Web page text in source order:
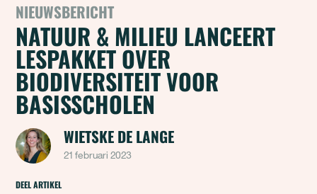
NIEUWSBERICHT
NATUUR & MILIEU LANCEERT
LESPAKKET OVER
BIODIVERSITEIT VOOR
BASISSCHOLEN
WIETSKE DE LANGE
21 februari 2023
DEEL ARTIKEL